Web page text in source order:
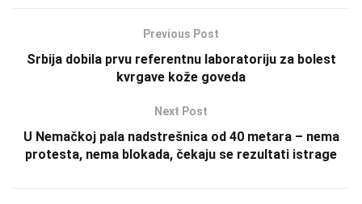
Previous Post
Srbija dobila prvu referentnu laboratoriju za bolest
kvrgave kože goveda
Next Post
U Nemačkoj pala nadstrešnica od 40 metara – nema
protesta, nema blokada, čekaju se rezultati istrage